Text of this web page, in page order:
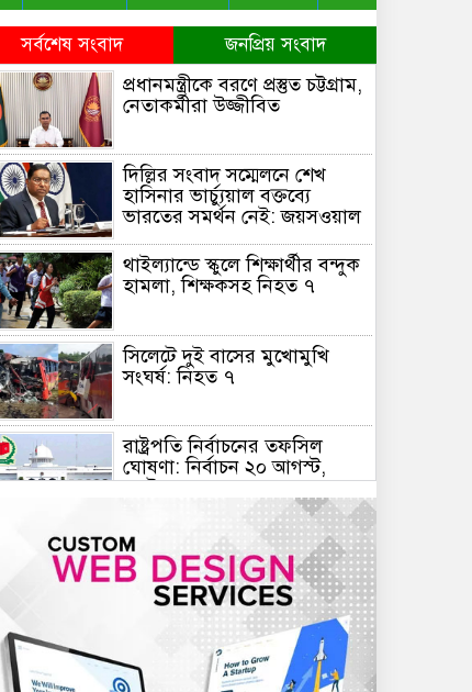
সর্বশেষ সংবাদ জনপ্রিয় সংবাদ
প্রধানমন্ত্রীকে বরণে প্রস্তুত চট্টগ্রাম,
নেতাকর্মীরা উজ্জীবিত
দিল্লির সংবাদ সম্মেলনে শেখ
হাসিনার ভার্চ্যুয়াল বক্তব্যে
ভারতের সমর্থন নেই: জয়সওয়াল
থাইল্যান্ডে স্কুলে শিক্ষার্থীর বন্দুক
হামলা, শিক্ষকসহ নিহত ৭
সিলেটে দুই বাসের মুখোমুখি
সংঘর্ষ: নিহত ৭
রাষ্ট্রপতি নির্বাচনের তফসিল
ঘোষণা: নির্বাচন ২০ আগস্ট,
ভোটার ৩৪৯ জন
স্বায়ত্তশাসিত প্রতিষ্ঠান হচ্ছে
বিটিভি-বাংলাদেশ বেতার
৯ সেপ্টেম্বর থেকে লং মার্চ-
রেলযাত্রার কর্মসূচি, ১৪ নভেম্বরে
ঢাকায় মহাসমাবেশ